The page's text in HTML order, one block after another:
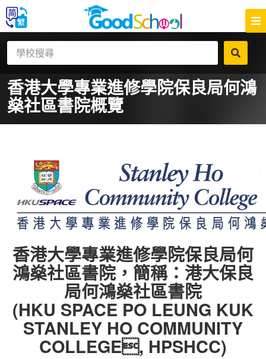
香港大學專業進修學院保良局何鴻
燊社區書院概覽
香港大學專業進修學院保良局何
鴻燊社區書院，簡稱：港大保良
局何鴻燊社區書院
(HKU SPACE PO LEUNG KUK
STANLEY HO COMMUNITY
COLLEGE, HPSHCC)